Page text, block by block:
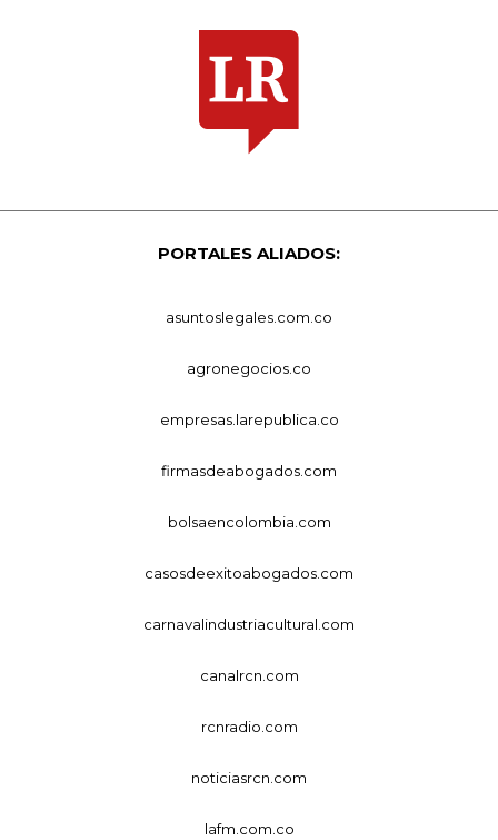
PORTALES ALIADOS:
asuntoslegales.com.co
agronegocios.co
empresas.larepublica.co
firmasdeabogados.com
bolsaencolombia.com
casosdeexitoabogados.com
carnavalindustriacultural.com
canalrcn.com
rcnradio.com
noticiasrcn.com
lafm.com.co